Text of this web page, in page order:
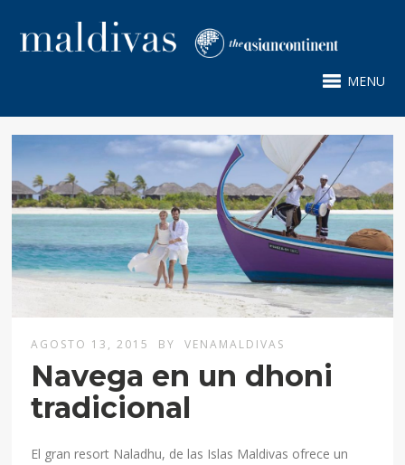
MENU
AGOSTO 13, 2015 BY VENAMALDIVAS
Navega en un dhoni
tradicional
El gran resort Naladhu, de las Islas Maldivas ofrece un